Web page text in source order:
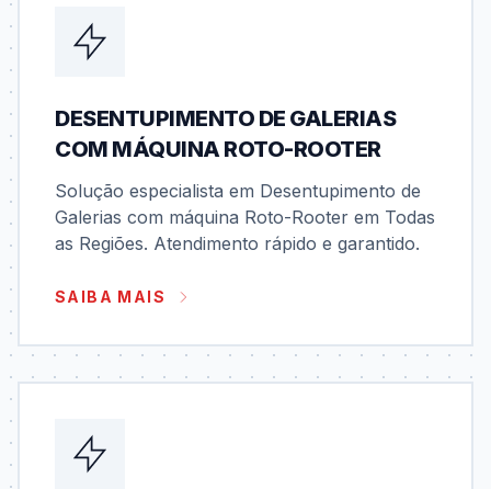
DESENTUPIMENTO DE GALERIAS
COM MÁQUINA ROTO-ROOTER
Solução especialista em Desentupimento de
Galerias com máquina Roto-Rooter em Todas
as Regiões. Atendimento rápido e garantido.
SAIBA MAIS